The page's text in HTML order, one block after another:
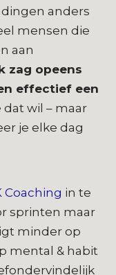
dingen anders
mensen die
aan
zag opeens
effectief een
dat wil – maar
je elke dag
Coaching in te
sprinten maar
minder op
mental & habit